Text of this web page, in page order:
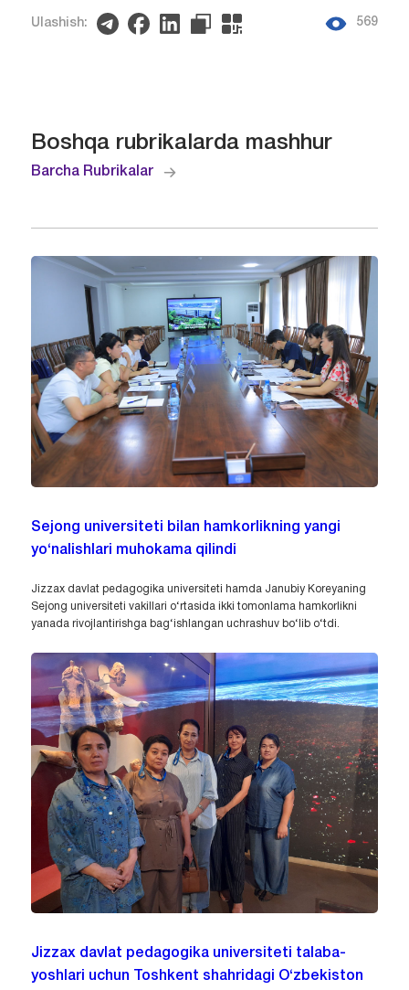
Ulashish: 569
Boshqa rubrikalarda mashhur
Barcha Rubrikalar
Sejong universiteti bilan hamkorlikning yangi
yo‘nalishlari muhokama qilindi
Jizzax davlat pedagogika universiteti hamda Janubiy Koreyaning
Sejong universiteti vakillari o‘rtasida ikki tomonlama hamkorlikni
yanada rivojlantirishga bag‘ishlangan uchrashuv bo‘lib o‘tdi.
Jizzax davlat pedagogika universiteti talaba-
yoshlari uchun Toshkent shahridagi O‘zbekiston